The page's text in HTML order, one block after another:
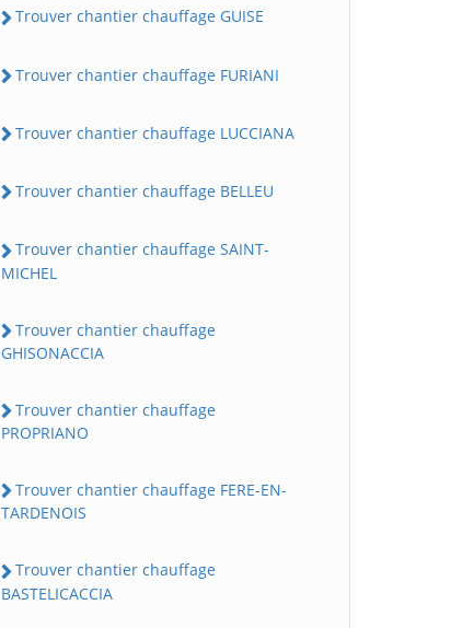
Trouver chantier chauffage GUISE
Trouver chantier chauffage FURIANI
Trouver chantier chauffage LUCCIANA
Trouver chantier chauffage BELLEU
Trouver chantier chauffage SAINT-
MICHEL
Trouver chantier chauffage
GHISONACCIA
Trouver chantier chauffage
PROPRIANO
Trouver chantier chauffage FERE-EN-
TARDENOIS
Trouver chantier chauffage
BASTELICACCIA